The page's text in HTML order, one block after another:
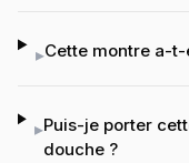
▸Cette montre a-
▸Puis-je porter
douche ?